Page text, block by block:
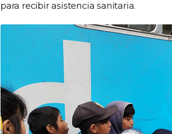
para recibir asistencia sanitaria.